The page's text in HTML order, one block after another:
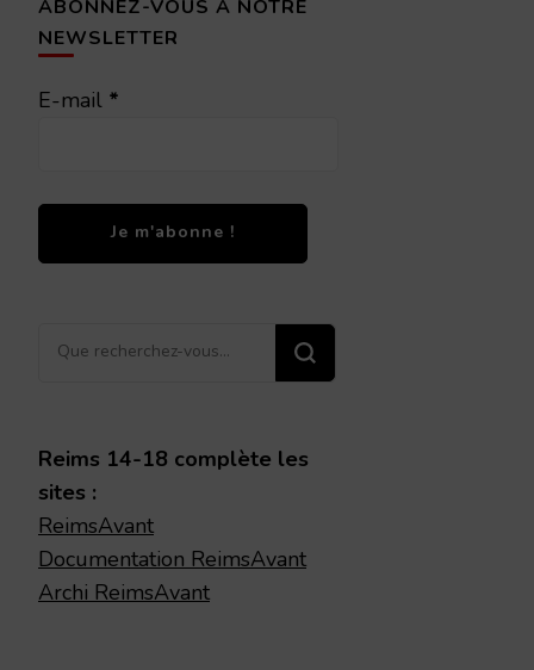
ABONNEZ-VOUS À NOTRE
NEWSLETTER
E-mail *
Vous
Reims 14-18 complète les
sites :
ReimsAvant
Documentation ReimsAvant
Archi ReimsAvant